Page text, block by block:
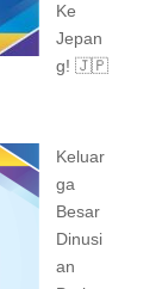
Ke
Jepan
g! 🇯🇵
Keluar
ga
Besar
Dinusi
an